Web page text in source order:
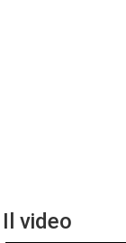
Il video